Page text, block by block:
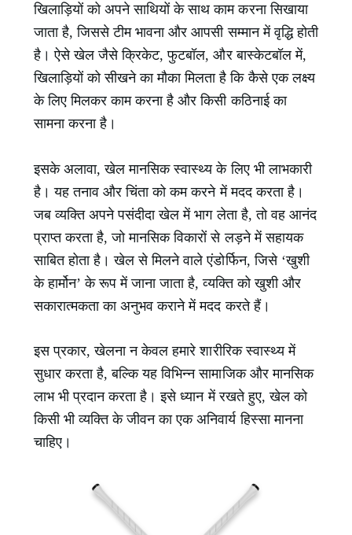
खिलाड़ियों को अपने साथियों के साथ काम करना सिखाया
जाता है, जिससे टीम भावना और आपसी सम्मान में वृद्धि होती
है। ऐसे खेल जैसे क्रिकेट, फुटबॉल, और बास्केटबॉल में,
खिलाड़ियों को सीखने का मौका मिलता है कि कैसे एक लक्ष्य
के लिए मिलकर काम करना है और किसी कठिनाई का
सामना करना है।
इसके अलावा, खेल मानसिक स्वास्थ्य के लिए भी लाभकारी
है। यह तनाव और चिंता को कम करने में मदद करता है।
जब व्यक्ति अपने पसंदीदा खेल में भाग लेता है, तो वह आनंद
प्राप्त करता है, जो मानसिक विकारों से लड़ने में सहायक
साबित होता है। खेल से मिलने वाले एंडोर्फिन, जिसे ‘खुशी
के हार्मोन’ के रूप में जाना जाता है, व्यक्ति को खुशी और
सकारात्मकता का अनुभव कराने में मदद करते हैं।
इस प्रकार, खेलना न केवल हमारे शारीरिक स्वास्थ्य में
सुधार करता है, बल्कि यह विभिन्न सामाजिक और मानसिक
लाभ भी प्रदान करता है। इसे ध्यान में रखते हुए, खेल को
किसी भी व्यक्ति के जीवन का एक अनिवार्य हिस्सा मानना
चाहिए।